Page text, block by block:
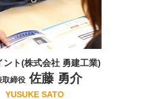
ント(株式会社 勇建工業)
取締役佐藤 勇介
YUSUKE SATO